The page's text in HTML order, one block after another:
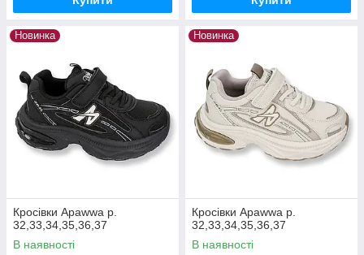
Новинка
Кросівки Apawwa р.
32,33,34,35,36,37
В наявності
Новинка
Кросівки Apawwa р.
32,33,34,35,36,37
В наявності